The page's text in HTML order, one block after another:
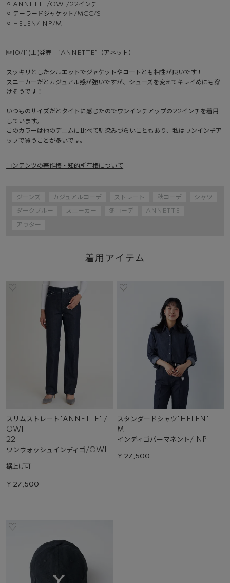
⚪︎ ANNETTE/OWI/22インチ
⚪︎ テーラードジャケット/MCC/S
⚪︎ HELEN/INP/M
🆕10/11(土)発売　“ANNETTE”（アネット）
スッキリとしたシルエットでジャケットやコートとも相性が良いです！
スニーカーだとカジュアル感が強いですが、シューズを変えてキレイめにも穿
けそうです！
いつものサイズだとタイトに感じたのでワンインチアップの22インチを着用
しています。
このカラーは他のデニムに比べて馴染みづらいこともあり、私はワンインチア
ップで買うことが多いです。
コンテンツの著作権・知的所有権について
ジーンズ カジュアルコーデ ストレート 秋コーデ シャツ
ダークブルー スニーカー 冬コーデ ANNETTE
アウター
着用アイテム
スリムストレート"ANNETTE" /
OWI
22
ワンウォッシュインディゴ/OWI
裾上げ可
¥ 27,500
スタンダードシャツ"HELEN"
M
インディゴパーマネント/INP
¥ 27,500